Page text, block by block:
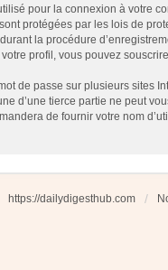
pour la connexion à votre
protégées par les lois de
la procédure
profil, vous pouvez
de passe sur plusieurs sites
d’une tierce partie ne peut
de fournir votre nom
https://dailydigesthub.com